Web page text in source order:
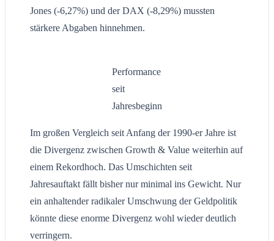
Jones (-6,27%) und der DAX (-8,29%) mussten
stärkere Abgaben hinnehmen.
Performance
seit
Jahresbeginn
Im großen Vergleich seit Anfang der 1990-er Jahre ist
die Divergenz zwischen Growth & Value weiterhin auf
einem Rekordhoch. Das Umschichten seit
Jahresauftakt fällt bisher nur minimal ins Gewicht. Nur
ein anhaltender radikaler Umschwung der Geldpolitik
könnte diese enorme Divergenz wohl wieder deutlich
verringern.